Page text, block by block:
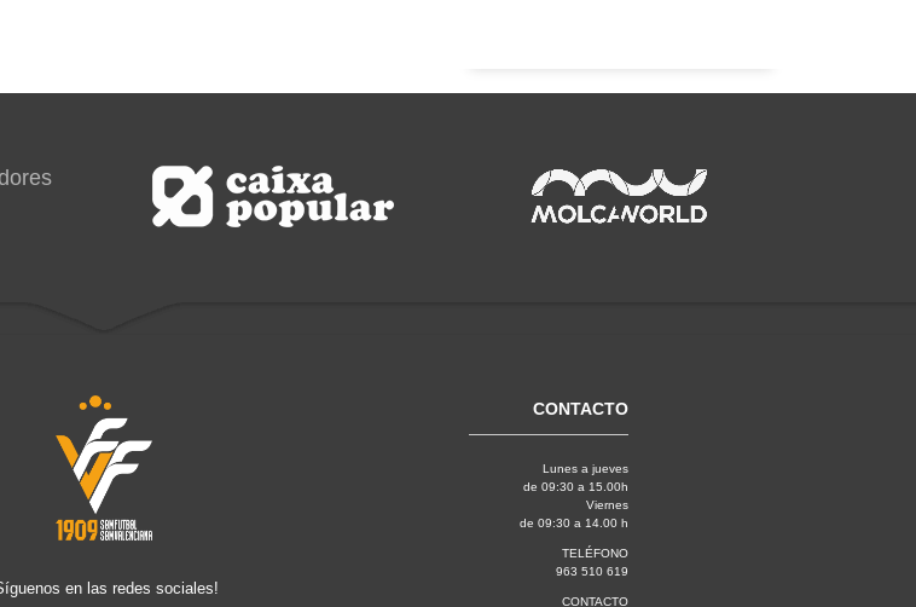
en las redes sociales!
CONTACTO
Lunes a jueves
de 09:30 a 15.00h
Viernes
de 09:30 a 14.00 h
TELÉFONO
963 510 619
CONTACTO